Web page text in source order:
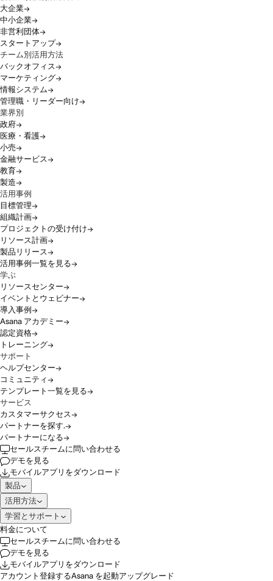
大企業
中小企業
非営利団体
スタートアップ
チーム別活用方法
バックオフィス
マーケティング
情報システム
管理職・リーダー向け
業界別
政府
医療・看護
小売
金融サービス
教育
製造
活用事例
目標管理
組織計画
プロジェクトの受け付け
リソース計画
製品リリース
活用事例一覧を見る
学ぶ
リソースセンター
イベントとウェビナー
導入事例
Asana アカデミー
認定資格
トレーニング
サポート
ヘルプセンター
コミュニティ
テンプレート一覧を見る
サービス
カスタマーサクセス
パートナーを探す.
パートナーになる
セールスチームに問い合わせる
デモを見る
モバイルアプリをダウンロード
製品
活用方法
学習とサポート
料金について
セールスチームに問い合わせる
デモを見る
モバイルアプリをダウンロード
アカウント登録するAsana を起動アップグレード